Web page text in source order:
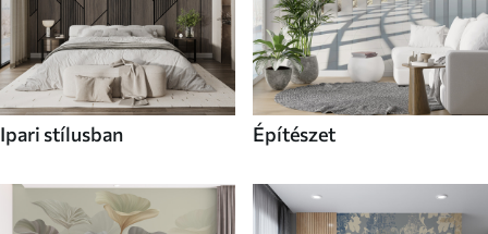
Ipari stílusban Építészet